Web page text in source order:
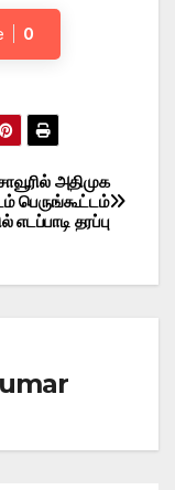
0
அதிமுக
பெருங்கூட்டம்
எடப்பாடி தரப்பு